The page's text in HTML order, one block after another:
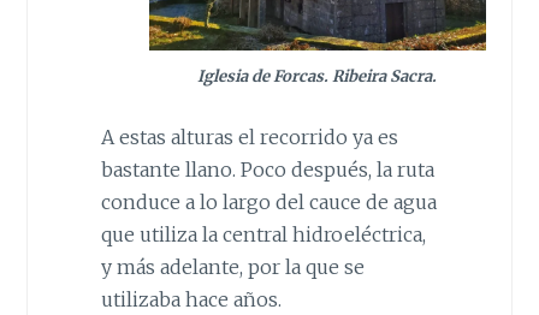
Iglesia de Forcas. Ribeira Sacra.
A estas alturas el recorrido ya es
bastante llano. Poco después, la ruta
conduce a lo largo del cauce de agua
que utiliza la central hidroeléctrica,
y más adelante, por la que se
utilizaba hace años.